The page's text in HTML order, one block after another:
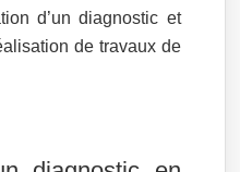
d’un diagnostic et
de travaux de